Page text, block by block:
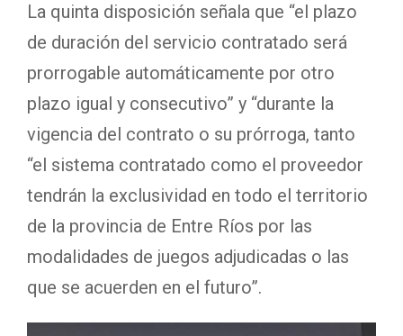
La quinta disposición señala que “el plazo
de duración del servicio contratado será
prorrogable automáticamente por otro
plazo igual y consecutivo” y “durante la
vigencia del contrato o su prórroga, tanto
“el sistema contratado como el proveedor
tendrán la exclusividad en todo el territorio
de la provincia de Entre Ríos por las
modalidades de juegos adjudicadas o las
que se acuerden en el futuro”.